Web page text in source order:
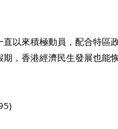
以來積極動員，配合特區
，香港經濟民生發展也能